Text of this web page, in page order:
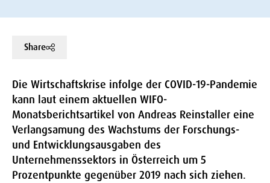
Share
Die Wirtschaftskrise infolge der COVID-19-Pandemie
kann laut einem aktuellen WIFO-
Monatsberichtsartikel von Andreas Reinstaller eine
Verlangsamung des Wachstums der Forschungs-
und Entwicklungsausgaben des
Unternehmenssektors in Österreich um 5
Prozentpunkte gegenüber 2019 nach sich ziehen.